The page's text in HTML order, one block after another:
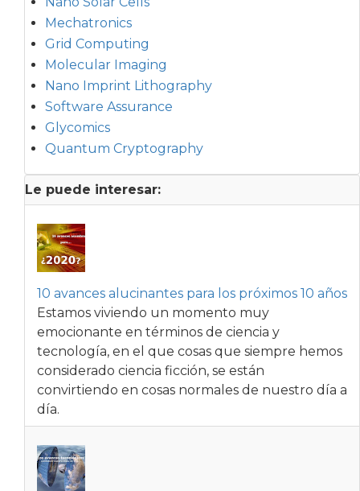
Mechatronics
Grid Computing
Molecular Imaging
Nano Imprint Lithography
Software Assurance
Glycomics
Quantum Cryptography
Le puede interesar:
10 avances alucinantes para los próximos 10 años
Estamos viviendo un momento muy
emocionante en términos de ciencia y
tecnología, en el que cosas que siempre hemos
considerado ciencia ficción, se están
convirtiendo en cosas normales de nuestro día a
día.